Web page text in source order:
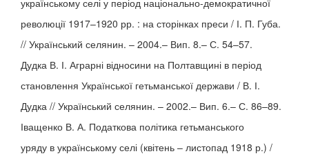
українському селі у період національно-демократичної
революції 1917–1920 рр. : на сторінках преси / І. П. Губа.
// Український селянин. – 2004.– Вип. 8.– С. 54–57.
Дудка В. І. Аграрні відносини на Полтавщині в період
становлення Української гетьманської держави / В. І.
Дудка // Український селянин. – 2002.– Вип. 6.– С. 86–89.
Іващенко В. А. Податкова політика гетьманського
уряду в українському селі (квітень – листопад 1918 р.) /